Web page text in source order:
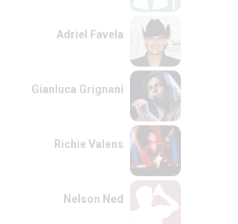
Adriel Favela
Gianluca Grignani
Richie Valens
Nelson Ned